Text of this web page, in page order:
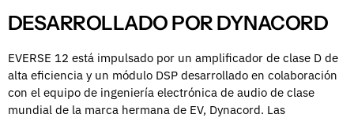
DESARROLLADO POR DYNACORD
EVERSE 12 está impulsado por un amplificador de clase D de
alta eficiencia y un módulo DSP desarrollado en colaboración
con el equipo de ingeniería electrónica de audio de clase
mundial de la marca hermana de EV, Dynacord. Las